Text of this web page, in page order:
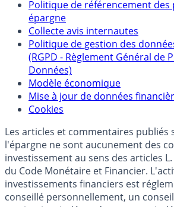
Politique de référencement des
épargne
Collecte avis internautes
Politique de gestion des
(RGPD - Règlement Général de
Données)
Modèle économique
Mise à jour de données
Cookies
Les articles et commentaires publiés
l'épargne ne sont aucunement des
investissement au sens des articles L.
du Code Monétaire et Financier.
investissements financiers est
conseillé personnellement, un